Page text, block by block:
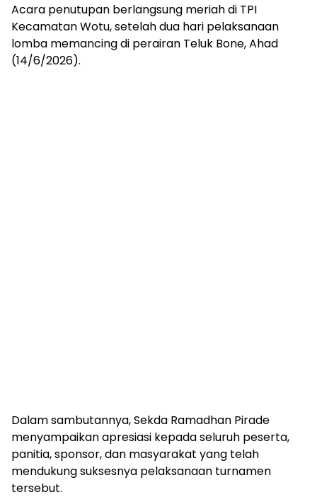
Acara penutupan berlangsung meriah di TPI
Kecamatan Wotu, setelah dua hari pelaksanaan
lomba memancing di perairan Teluk Bone, Ahad
(14/6/2026).
Dalam sambutannya, Sekda Ramadhan Pirade
menyampaikan apresiasi kepada seluruh peserta,
panitia, sponsor, dan masyarakat yang telah
mendukung suksesnya pelaksanaan turnamen
tersebut.